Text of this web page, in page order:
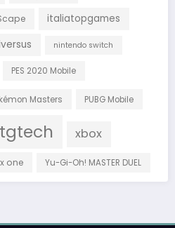
italiatopgames
nintendo switch
PES 2020 Mobile
Masters PUBG Mobile
tgtech xbox
one Yu-Gi-Oh! MASTER DUEL